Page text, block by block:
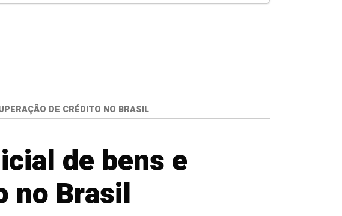
DE CRÉDITO NO BRASIL
de bens e
no Brasil